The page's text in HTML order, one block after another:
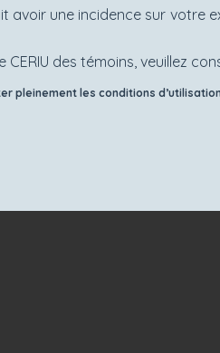
une incidence sur votre
des témoins, veuillez
pleinement les conditions